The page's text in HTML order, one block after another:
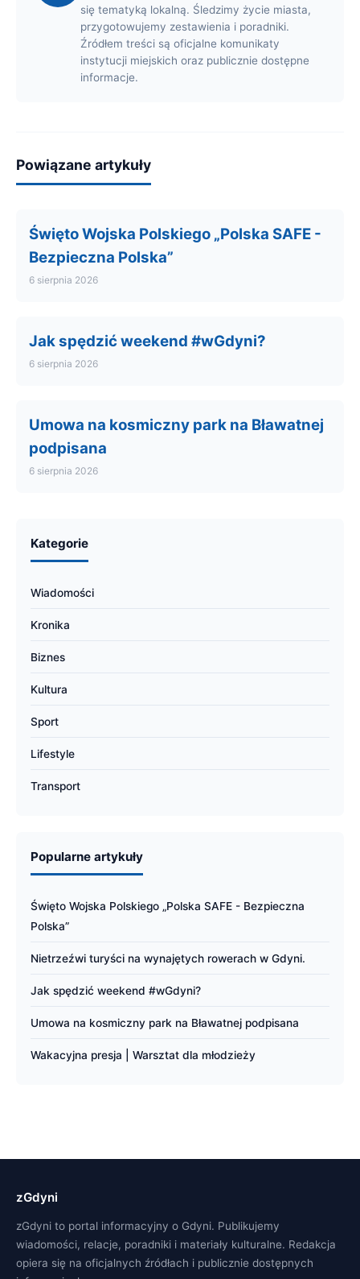
się tematyką lokalną. Śledzimy życie miasta,
przygotowujemy zestawienia i poradniki.
Źródłem treści są oficjalne komunikaty
instytucji miejskich oraz publicznie dostępne
informacje.
Powiązane artykuły
Święto Wojska Polskiego „Polska SAFE -
Bezpieczna Polska”
6 sierpnia 2026
Jak spędzić weekend #wGdyni?
6 sierpnia 2026
Umowa na kosmiczny park na Bławatnej
podpisana
6 sierpnia 2026
Kategorie
Wiadomości
Kronika
Biznes
Kultura
Sport
Lifestyle
Transport
Popularne artykuły
Święto Wojska Polskiego „Polska SAFE - Bezpieczna
Polska”
Nietrzeźwi turyści na wynajętych rowerach w Gdyni.
Jak spędzić weekend #wGdyni?
Umowa na kosmiczny park na Bławatnej podpisana
Wakacyjna presja | Warsztat dla młodzieży
zGdyni
zGdyni to portal informacyjny o Gdyni. Publikujemy
wiadomości, relacje, poradniki i materiały kulturalne. Redakcja
opiera się na oficjalnych źródłach i publicznie dostępnych